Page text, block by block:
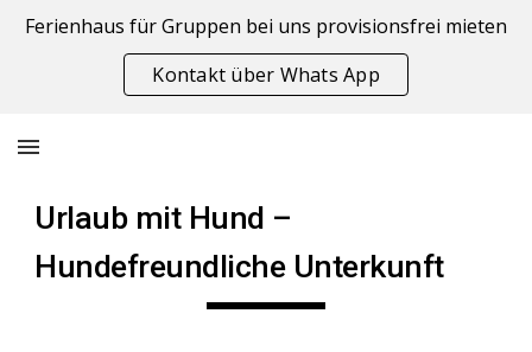
Ferienhaus für Gruppen bei uns provisionsfrei mieten
Kontakt über Whats App
Urlaub mit Hund –
Hundefreundliche Unterkunft